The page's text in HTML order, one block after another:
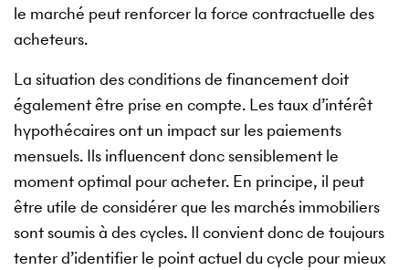
le marché peut renforcer la force contractuelle des
acheteurs.
La situation des conditions de financement doit
également être prise en compte. Les taux d’intérêt
hypothécaires ont un impact sur les paiements
mensuels. Ils influencent donc sensiblement le
moment optimal pour acheter. En principe, il peut
être utile de considérer que les marchés immobiliers
sont soumis à des cycles. Il convient donc de toujours
tenter d’identifier le point actuel du cycle pour mieux